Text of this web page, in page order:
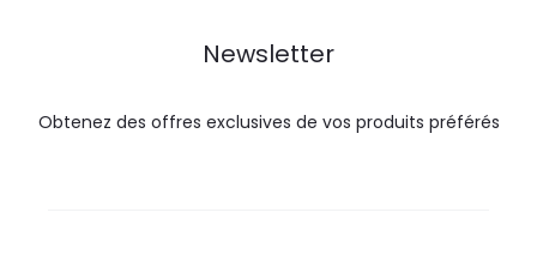
Newsletter
Obtenez des offres exclusives de vos produits préférés